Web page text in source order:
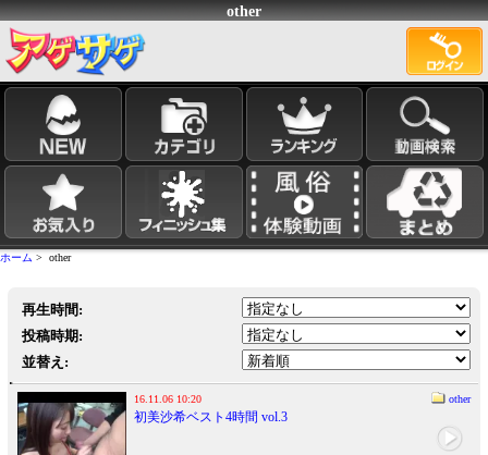
other
ホーム > other
再生時間:
投稿時期:
並替え:
16.11.06 10:20 other
初美沙希ベスト4時間 vol.3